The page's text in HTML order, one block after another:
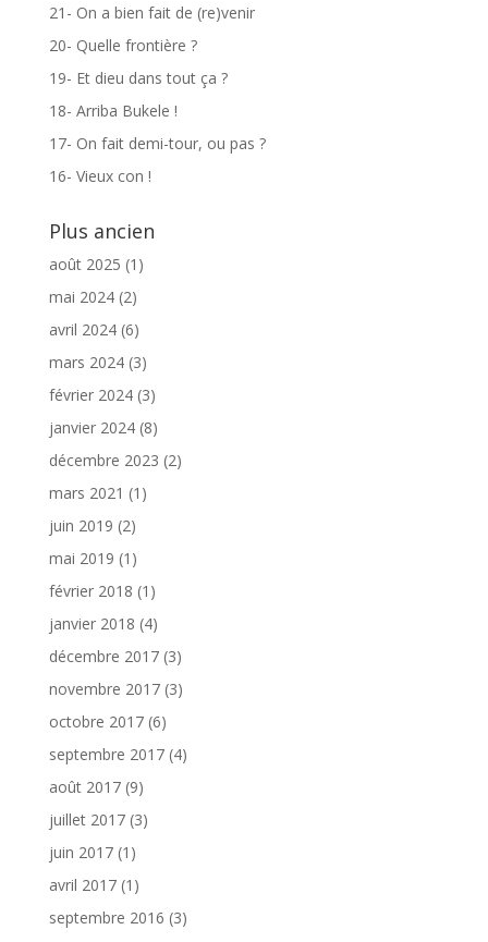
21- On a bien fait de (re)venir
20- Quelle frontière ?
19- Et dieu dans tout ça ?
18- Arriba Bukele !
17- On fait demi-tour, ou pas ?
16- Vieux con !
Plus ancien
août 2025 (1)
mai 2024(2)
avril 2024(6)
mars 2024(3)
février 2024(3)
janvier 2024(8)
décembre 2023 (2)
mars 2021 (1)
juin 2019 (2)
mai 2019 (1)
février 2018 (1)
janvier 2018 (4)
décembre 2017(3)
novembre 2017(3)
octobre 2017(6)
septembre 2017(4)
août 2017(9)
juillet 2017(3)
juin 2017(1)
avril 2017(1)
septembre 2016 (3)